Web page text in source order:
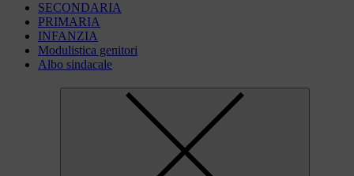
SECONDARIA
PRIMARIA
INFANZIA
Modulistica genitori
Albo sindacale